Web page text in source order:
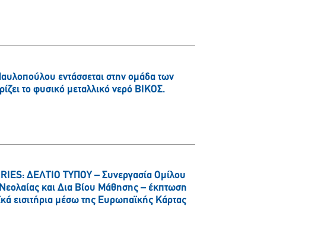
εντάσσεται στην ομάδα των
το φυσικό μεταλλικό νερό ΒΙΚΟΣ.
ΔΕΛΤΙΟ ΤΥΠΟΥ – Συνεργασία Ομίλου
και Δια Βίου Μάθησης – έκπτωση
εισιτήρια μέσω της Ευρωπαϊκής Κάρτας